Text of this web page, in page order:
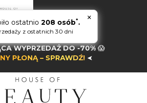
WYPRZEDAŻ DO -70%😱
PŁONĄ – SPRAWDŹ! ➤
×
ostatnio 208 osób*.
z ostatnich 30 dni